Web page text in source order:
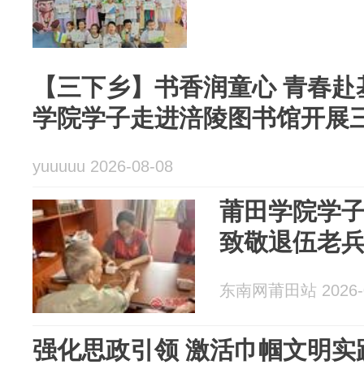
【三下乡】书香润童心 青春
学院学子走进涪陵图书馆开展
yuuuuu 2026-08-08
莆田学院学
致敬退伍老
东南网莆田站
强化思政引领 激活巾帼文